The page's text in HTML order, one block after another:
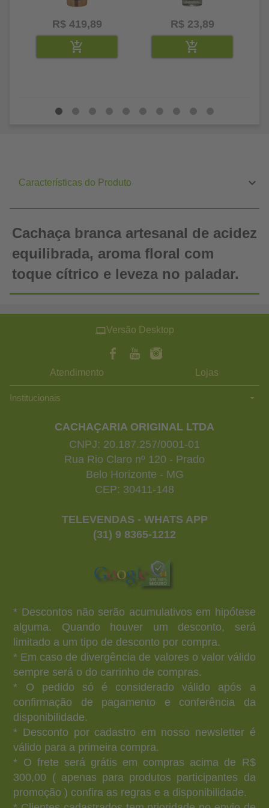
R$ 419,89 R$ 23,89
Características do Produto
Cachaça branca artesanal de acidez
equilibrada, aroma floral com
toque cítrico e leveza no paladar.
Versão Desktop
Atendimento Lojas
Institucionais
CACHAÇARIA ORIGINAL LTDA
CNPJ: 20.187.257/0001-01
Rua Rio Claro nº 120 - Prado
Belo Horizonte - MG
CEP: 30411-148
TELEVENDAS - WHATS APP
(31) 9 8365-1212
* Descontos não serão acumulativos em hipótese
alguma. Quando houver um desconto, será
limitado a um tipo de desconto por compra.
* Em caso de divergência de valores o valor válido
sempre será o do carrinho de compras.
* O pedido só é considerado válido após a
confirmação de pagamento e conferência da
disponibilidade.
* Desconto por cadastro em nosso newsletter é
válido para a primeira compra.
* O frete será grátis em compras acima de R$
300,00 ( apenas para produtos participantes da
promoção ) confira as regras e a disponibilidade.